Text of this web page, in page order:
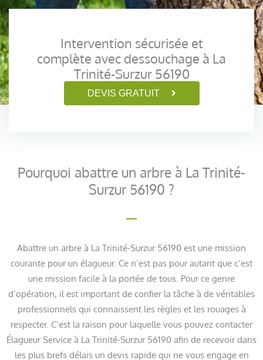
Intervention sécurisée et
complète avec dessouchage à La
Trinité-Surzur 56190
DEVIS GRATUIT
Pourquoi abattre un arbre à La Trinité-
Surzur 56190 ?
Abattre un arbre à La Trinité-Surzur 56190 est une mission
courante pour un élagueur. Ce n’est pas pour autant que c’est
une mission facile à la portée de tous. Pour ce genre
d’opération, il est important de confier la tâche à de véritables
professionnels qui connaissent les règles et les rouages à
respecter. C’est la raison pour laquelle vous pouvez contacter
Élagueur Service à La Trinité-Surzur 56190 afin de recevoir dans
les plus brefs délais un devis rapide qui ne vous engage en